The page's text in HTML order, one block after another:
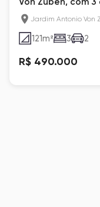
Confiance
Jardim Antonio Von
121m² 3 2
R$ 490.000